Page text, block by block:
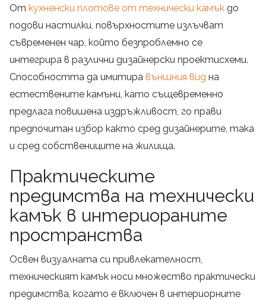
От кухненски плотове от технически камък до
подови настилки, повърхностите излъчват
съвременен чар, който безпроблемно се
интегрира в различни дизайнерски проектисхеми.
Способността да имитира външния вид на
естествените камъни, като същевременно
предлага повишена издръжливост, го прави
предпочитан избор както сред дизайнерите, така
и сред собствениците на жилища.
Практическите
предимства на технически
камък в интериораните
пространства
Освен визуалната си привлекателност,
техническият камък носи множество практически
предимства, когато е включен в интериорните